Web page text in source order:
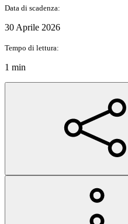
Data di scadenza:
30 Aprile 2026
Tempo di lettura:
1 min